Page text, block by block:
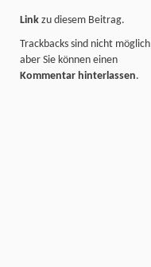
Link zu diesem Beitrag.
Trackbacks sind nicht möglich
aber Sie können einen
Kommentar hinterlassen.